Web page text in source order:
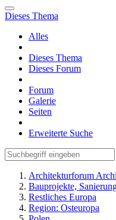
Dieses Thema
Alles
Dieses Thema
Dieses Forum
Forum
Galerie
Seiten
Erweiterte Suche
Architekturforum
Bauprojekte,
Restliches Europa
Region: Osteuropa